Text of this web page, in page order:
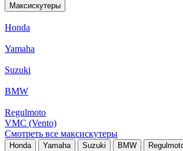
Максискутеры
Honda
Yamaha
Suzuki
BMW
Regulmoto
VMC (Vento)
Смотреть все максискутеры
Honda Yamaha Suzuki BMW